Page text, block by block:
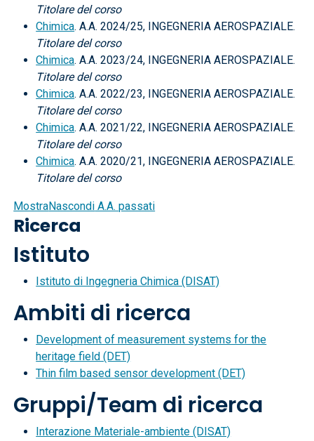
Titolare del corso
Chimica. A.A. 2024/25, INGEGNERIA AEROSPAZIALE.
Titolare del corso
Chimica. A.A. 2023/24, INGEGNERIA AEROSPAZIALE.
Titolare del corso
Chimica. A.A. 2022/23, INGEGNERIA AEROSPAZIALE.
Titolare del corso
Chimica. A.A. 2021/22, INGEGNERIA AEROSPAZIALE.
Titolare del corso
Chimica. A.A. 2020/21, INGEGNERIA AEROSPAZIALE.
Titolare del corso
MostraNascondi A.A. passati
Ricerca
Istituto
Istituto di Ingegneria Chimica (DISAT)
Ambiti di ricerca
Development of measurement systems for the
heritage field (DET)
Thin film based sensor development (DET)
Gruppi/Team di ricerca
Interazione Materiale-ambiente (DISAT)